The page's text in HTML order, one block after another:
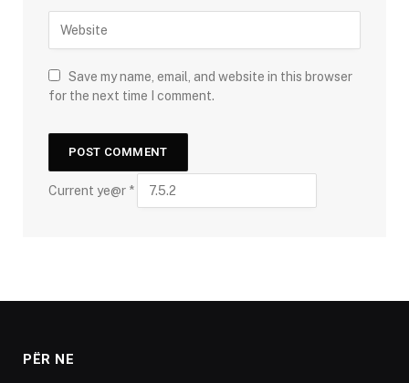
Save my name, email, and website in this browser
for the next time I comment.
Current ye@r *
PËR NE